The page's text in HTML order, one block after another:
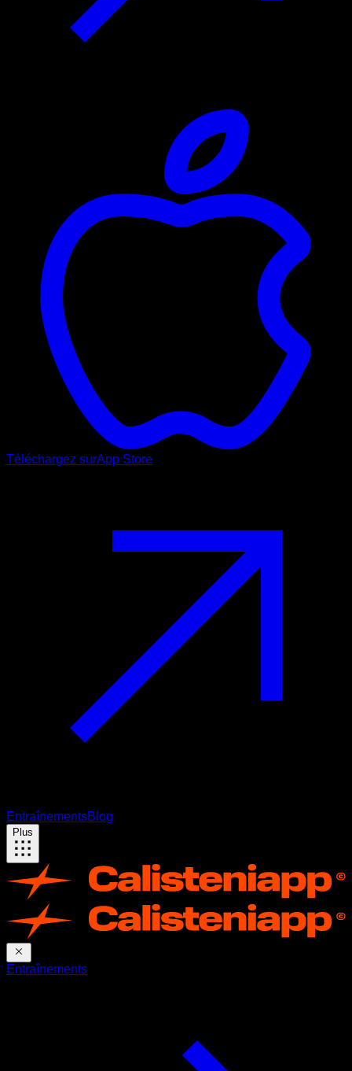
Téléchargez surApp Store
EntraînementsBlog
Plus
Entraînements